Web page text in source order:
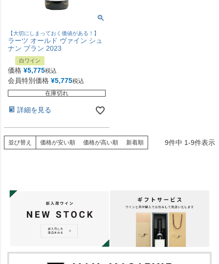
【大切にしまっておく価値がある！】
ラーツ オールド ヴァイン シュ
ナン ブラン 2023
白ワイン
価格 ¥5,775税込
会員特別価格 ¥5,775税込
在庫切れ
詳細を見る
並び替え 価格が安い順 価格が高い順 新着順 9件中 1-9件表示